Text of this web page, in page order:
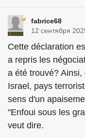
fabrice68
12 сентября
Cette déclaration
a repris les
a été trouvé?
Israel, pays
sens d'un
"Enfoui sous les
veut dire.